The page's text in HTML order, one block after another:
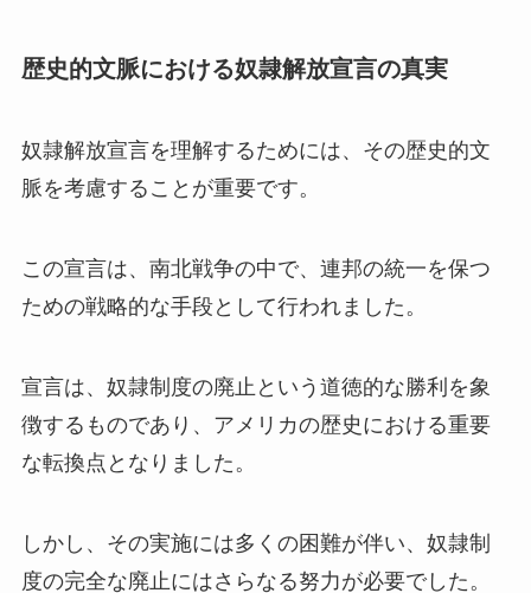
歴史的文脈における奴隷解放宣言の真実
奴隷解放宣言を理解するためには、その歴史的文
脈を考慮することが重要です。
この宣言は、南北戦争の中で、連邦の統一を保つ
ための戦略的な手段として行われました。
宣言は、奴隷制度の廃止という道徳的な勝利を象
徴するものであり、アメリカの歴史における重要
な転換点となりました。
しかし、その実施には多くの困難が伴い、奴隷制
度の完全な廃止にはさらなる努力が必要でした。